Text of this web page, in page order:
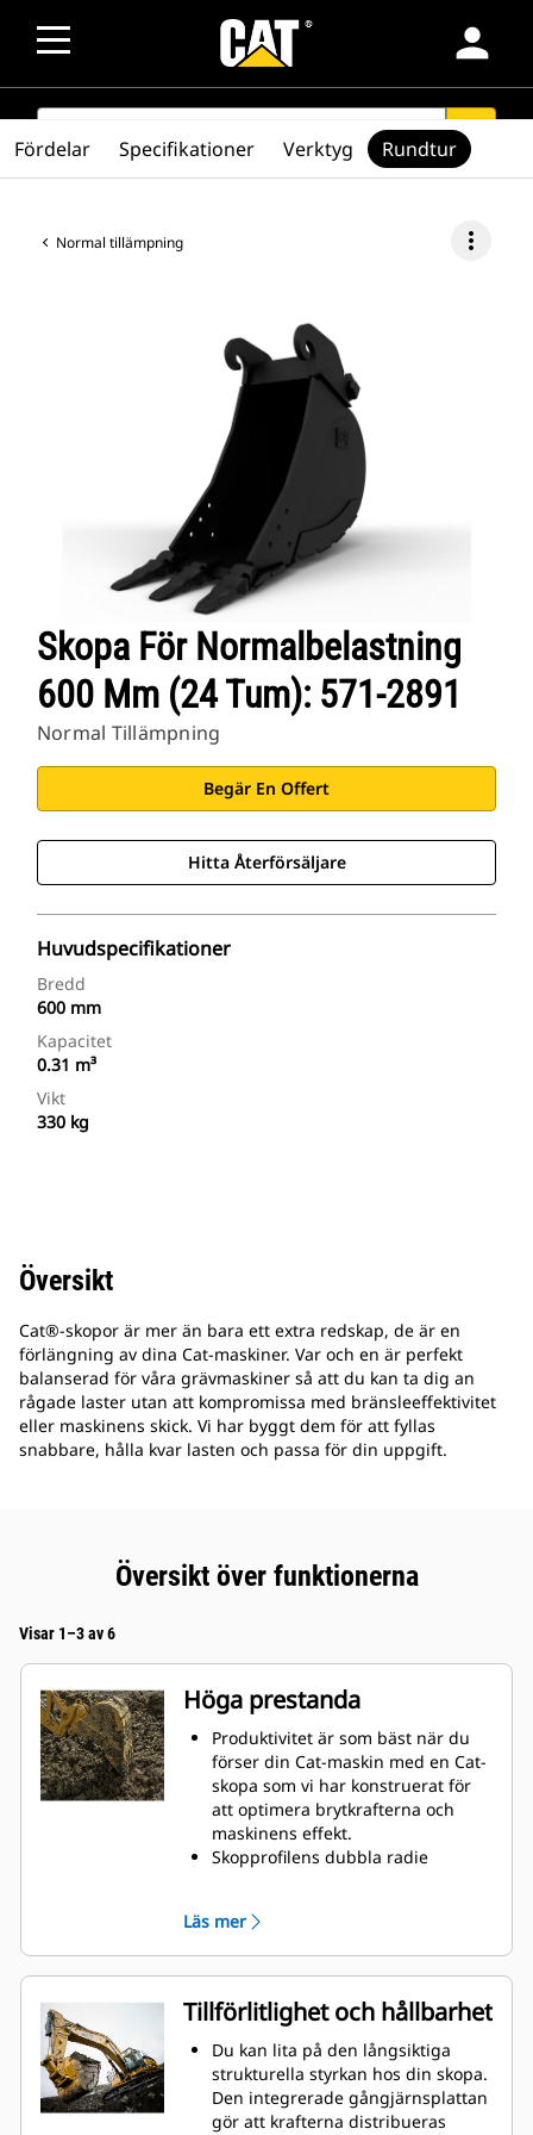
person
SEARCH search
Normal tillämpning more_vert
Skopa För Normalbelastning
600 Mm (24 Tum): 571-2891
Normal Tillämpning
Begär En Offert
Hitta Återförsäljare
Huvudspecifikationer
Bredd
600 mm
Kapacitet
0.31 m³
Vikt
330 kg
Fördelar Specifikationer Verktyg Rundtur
Översikt
Cat®-skopor är mer än bara ett extra redskap, de är en
förlängning av dina Cat-maskiner. Var och en är perfekt
balanserad för våra grävmaskiner så att du kan ta dig an
rågade laster utan att kompromissa med bränsleeffektivitet
eller maskinens skick. Vi har byggt dem för att fyllas
snabbare, hålla kvar lasten och passa för din uppgift.
Översikt över funktionerna
Visar 1–3 av 6
Höga prestanda
Produktivitet är som bäst när du
förser din Cat-maskin med en Cat-
skopa som vi har konstruerat för
att optimera brytkrafterna och
maskinens effekt.
Skopprofilens dubbla radie
frigång säkerställer att skopans
botten inte släpar, vilket minskar
underhållskostnaderna.
Bränsleförbrukningstoppar under
grävning. Cat-skoporna är
utformade för att skära genom
material snabbt och förbättra
maskinens totala effektivitet.
Lasta mer material på kortare tid.
Läs mer
Tillförlitlighet och hållbarhet
Du kan lita på den långsiktiga
strukturella styrkan hos din skopa.
Den integrerade gångjärnsplattan
gör att krafterna distribueras